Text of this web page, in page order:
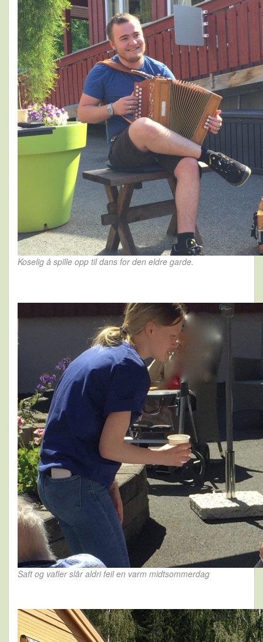
Koselig å spille opp til dans for den eldre garde.
Saft og vafler slår aldri feil en varm midtsommerdag